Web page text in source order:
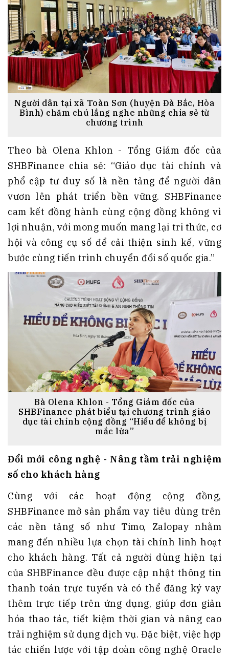
Người dân tại xã Toàn Sơn (huyện Đà Bắc, Hòa
Bình) chăm chú lắng nghe những chia sẻ từ
chương trình
Theo bà Olena Khlon - Tổng Giám đốc của
SHBFinance chia sẻ: “Giáo dục tài chính và
phổ cập tư duy số là nền tảng để người dân
vươn lên phát triển bền vững. SHBFinance
cam kết đồng hành cùng cộng đồng không vì
lợi nhuận, với mong muốn mang lại tri thức, cơ
hội và công cụ số để cải thiện sinh kế, vững
bước cùng tiến trình chuyển đổi số quốc gia.”
Bà Olena Khlon - Tổng Giám đốc của
SHBFinance phát biểu tại chương trình giáo
dục tài chính cộng đồng “Hiểu để không bị
mắc lừa”
Đổi mới công nghệ - Nâng tầm trải nghiệm
số cho khách hàng
Cùng với các hoạt động cộng đồng,
SHBFinance mở sản phẩm vay tiêu dùng trên
các nền tảng số như Timo, Zalopay nhằm
mang đến nhiều lựa chọn tài chính linh hoạt
cho khách hàng. Tất cả người dùng hiện tại
của SHBFinance đều được cập nhật thông tin
thanh toán trực tuyến và có thể đăng ký vay
thêm trực tiếp trên ứng dụng, giúp đơn giản
hóa thao tác, tiết kiệm thời gian và nâng cao
trải nghiệm sử dụng dịch vụ. Đặc biệt, việc hợp
tác chiến lược với tập đoàn công nghệ Oracle